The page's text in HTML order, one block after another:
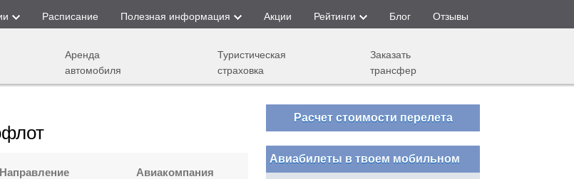
Расписание Полезная информация Акции Рейтинги Блог Отзывы
Аренда
автомобиля
Туристическая
страховка
Заказать
трансфер
Направление Авиакомпания
Расчет стоимости перелета
Авиабилеты в твоем мобильном